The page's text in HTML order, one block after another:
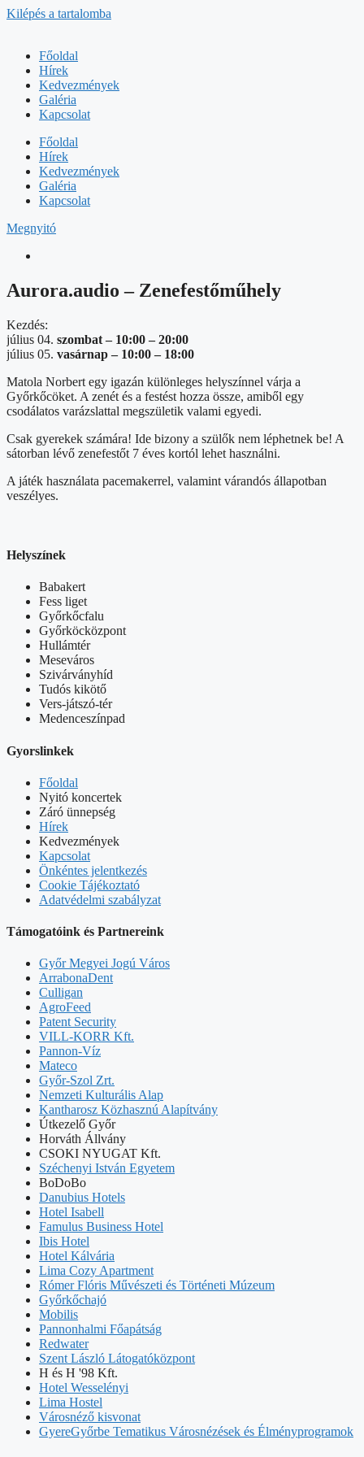
Kilépés a tartalomba
Főoldal
Hírek
Kedvezmények
Galéria
Kapcsolat
Főoldal
Hírek
Kedvezmények
Galéria
Kapcsolat
Megnyitó
Aurora.audio – Zenefestőműhely
Kezdés:
július 04. szombat – 10:00–20:00
július 05. vasárnap – 10:00– 18:00
Matola Norbert egy igazán különleges helyszínnel várja a
Győrkőcöket. A zenét és a festést hozza össze, amiből egy
csodálatos varázslattal megszületik valami egyedi.
Csak gyerekek számára! Ide bizony a szülők nem léphetnek be! A
sátorban lévő zenefestőt 7 éves kortól lehet használni.
A játék használata pacemakerrel, valamint várandós állapotban
veszélyes.
Helyszínek
Babakert
Fess liget
Győrkőcfalu
Győrköcközpont
Hullámtér
Meseváros
Szivárványhíd
Tudós kikötő
Vers-játszó-tér
Medenceszínpad
Gyorslinkek
Főoldal
Nyitó koncertek
Záró ünnepség
Hírek
Kedvezmények
Kapcsolat
Önkéntes jelentkezés
Cookie Tájékoztató
Adatvédelmi szabályzat
Támogatóink és Partnereink
Győr Megyei Jogú Város
ArrabonaDent
Culligan
AgroFeed
Patent Security
VILL-KORR Kft.
Pannon-Víz
Mateco
Győr-Szol Zrt.
Nemzeti Kulturális Alap
Kantharosz Közhasznú Alapítvány
Útkezelő Győr
Horváth Állvány
CSOKI NYUGAT Kft.
Széchenyi István Egyetem
BoDoBo
Danubius Hotels
Hotel Isabell
Famulus Business Hotel
Ibis Hotel
Hotel Kálvária
Lima Cozy Apartment
Rómer Flóris Művészeti és Történeti Múzeum
Győrkőchajó
Mobilis
Pannonhalmi Főapátság
Redwater
Szent László Látogatóközpont
H és H '98 Kft.
Hotel Wesselényi
Lima Hostel
Városnéző kisvonat
GyereGyőrbe Tematikus Városnézések és Élményprogramok